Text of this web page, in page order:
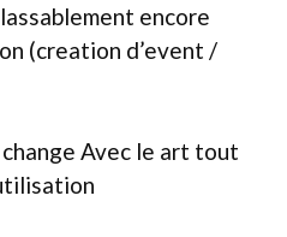
encore
(creation d’event /
Avec le art tout